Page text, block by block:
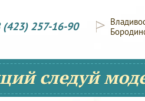
(423) 257-16-90
следуй